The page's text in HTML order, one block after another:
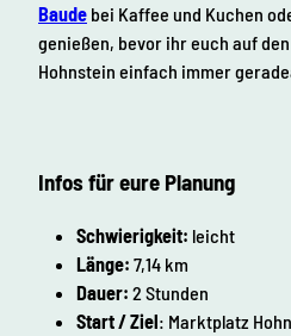
Baude bei Kaffee und Kuchen
genießen, bevor ihr euch auf
Hohnstein einfach immer
Infos für eure Planung
Schwierigkeit: leicht
Länge: 7,14 km
Dauer: 2 Stunden
Start / Ziel: Marktplatz